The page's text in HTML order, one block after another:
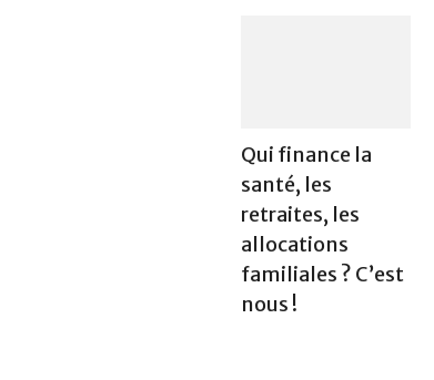
Qui finance la
santé, les
retraites, les
allocations
familiales ? C’est
nous !